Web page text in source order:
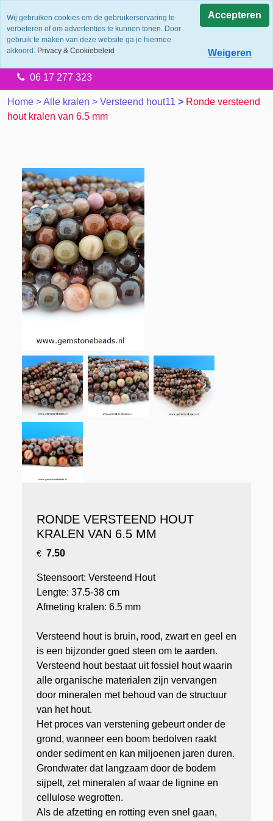
Levering 2 werkdagen
Gratis verzending vanaf €65.00
06 17 277 323
Home >Alle kralen > Versteend hout11 > Ronde versteend
hout kralen van 6.5 mm
RONDE VERSTEEND HOUT
KRALEN VAN 6.5 MM
€ 7.50
Steensoort: Versteend Hout
Lengte: 37.5-38 cm
Afmeting kralen: 6.5 mm
Versteend hout is bruin, rood, zwart en geel en
is een bijzonder goed steen om te aarden.
Versteend hout bestaat uit fossiel hout waarin
alle organische materialen zijn vervangen
door mineralen met behoud van de structuur
van het hout.
Het proces van verstening gebeurt onder de
grond, wanneer een boom bedolven raakt
onder sediment en kan miljoenen jaren duren.
Grondwater dat langzaam door de bodem
sijpelt, zet mineralen af waar de lignine en
cellulose wegrotten.
Als de afzetting en rotting even snel gaan,
Wij gebruiken cookies om de gebruikerservaring te
verbeteren of om advertenties te kunnen tonen. Door
gebruik te maken van deze website ga je hiermee
akkoord. Privacy & Cookiebeleid
Accepteren
Weigeren